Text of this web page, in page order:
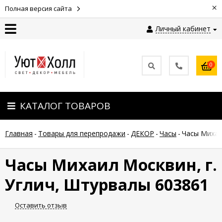
Полная версия сайта ×
Личный кабинет
Оплата
Доставка
Гарантия
возврат
Новости
0
КАТАЛОГ ТОВАРОВ
Главная - Товары для перепродажи - ДЕКОР - Часы - Часы
Часы Михаил Москвин, г.
Углич, Штурвалы 603861
Оставить отзыв